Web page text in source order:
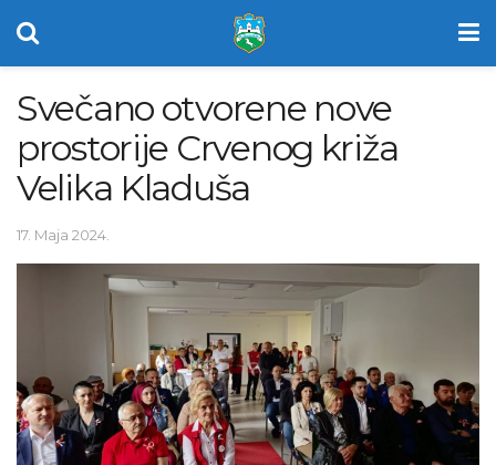
Svečano otvorene nove
prostorije Crvenog križa
Velika Kladuša
17. Maja 2024.